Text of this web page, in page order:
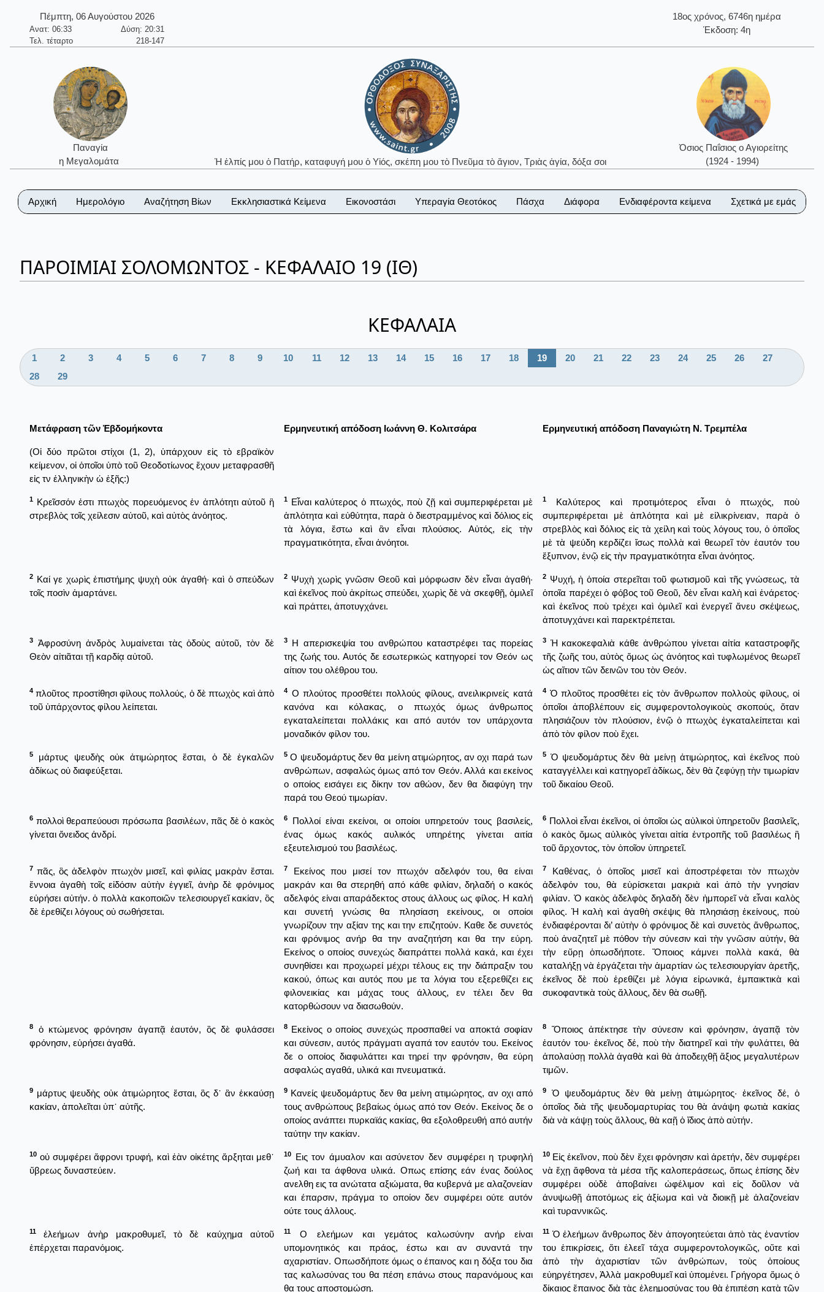
Πέμπτη, 06 Αυγούστου 2026
Ανατ: 06:33
Δύση: 20:31
Τελ. τέταρτο
218-147
18ος χρόνος, 6746η ημέρα
Έκδοση: 4η
Παναγία
η Μεγαλομάτα
Ἡ ἐλπίς μου ὁ Πατήρ, καταφυγή μου ὁ Υἱός, σκέπη μου τὸ Πνεῦμα τὸ ἅγιον, Τριὰς ἁγία, δόξα σοι
Όσιος Παΐσιος ο Αγιορείτης
(1924 - 1994)
Αρχική Ημερολόγιο Αναζήτηση Βίων Εκκλησιαστικά Κείμενα Εικονοστάσι Υπεραγία Θεοτόκος Πάσχα Διάφορα Ενδιαφέροντα κείμενα Σχετικά με εμάς
ΠΑΡΟΙΜΙΑΙ ΣΟΛΟΜΩΝΤΟΣ - ΚΕΦΑΛΑΙΟ 19 (ΙΘ)
ΚΕΦΑΛΑΙΑ
1 2 3 4 5 6 7 8 9 10 11 12 13 14 15 16 17 18 19 20 21 22 23 24 25 26
27
28
29
Μετάφραση τῶν Ἑβδομήκοντα Ερμηνευτική απόδοση Ιωάννη Θ. Κολιτσάρα Ερμηνευτική απόδοση Παναγιώτη Ν. Τρεμπέλα
(Οἱ δύο πρῶτοι στίχοι (1, 2), ὑπάρχουν εἰς τὸ εβραϊκὸν
κείμενον, οἱ ὁποῖοι ὑπὸ τοῦ Θεοδοτίωνος ἔχουν μεταφρασθῆ
εἰς τν ἐλληνικὴν ὡ ἐξῆς:)
1 Κρεῖσσόν ἐστι πτωχὸς πορευόμενος ἐν ἀπλότητι αὐτοῦ ἢ
στρεβλὸς τοῖς χείλεσιν αὐτοῦ, καὶ αὐτὸς ἀνόητος.
1 Εἶναι καλύτερος ὁ πτωχός, ποὺ ζῇ καὶ συμπεριφέρεται μὲ
ἁπλότητα καὶ εὐθύτητα, παρὰ ὁ διεστραμμένος καὶ δόλιος εἰς
τὰ λόγια, ἔστω καὶ ἂν εἶναι πλούσιος. Αὐτός, εἰς τὴν
πραγματικότητα, εἶναι ἀνόητοι.
1
Καλύτερος καὶ προτιμότερος εἶναι ὁ πτωχός, ποὺ
συμπεριφέρεται μὲ ἁπλότητα καὶ μὲ εἰλικρίνειαν, παρὰ ὁ
στρεβλὸς καὶ δόλιος εἰς τὰ χείλη καὶ τοὺς λόγους του, ὁ ὁποῖος
μὲ τὰ ψεύδη κερδίζει ἴσως πολλὰ καὶ θεωρεῖ τὸν ἑαυτόν του
ἔξυπνον, ἐνῷ εἰς τὴν πραγματικότητα εἶναι ἀνόητος.
2 Καί γε χωρὶς ἐπιστήμης ψυχὴ οὐκ ἀγαθή· καὶ ὁ σπεύδων
τοῖς ποσὶν ἁμαρτάνει.
2 Ψυχὴ χωρὶς γνῶσιν Θεοῦ καὶ μόρφωσιν δὲν εἶναι ἀγαθή·
καὶ ἐκεῖνος ποὺ ἀκρίτως σπεύδει, χωρὶς δὲ νὰ σκεφθῇ, ὁμιλεῖ
καὶ πράττει, ἀποτυγχάνει.
2 Ψυχή, ἡ ὁποία στερεῖται τοῦ φωτισμοῦ καὶ τῆς γνώσεως, τὰ
ὁποῖα παρέχει ὁ φόβος τοῦ Θεοῦ, δὲν εἶναι καλὴ καὶ ἐνάρετος·
καὶ ἐκεῖνος ποὺ τρέχει καὶ ὁμιλεῖ καὶ ἐνεργεῖ ἄνευ σκέψεως,
ἀποτυγχάνει καὶ παρεκτρέπεται.
3
Ἀφροσύνη ἀνδρὸς λυμαίνεται τὰς ὁδοὺς αὐτοῦ, τὸν δὲ
Θεὸν αἰτιᾶται τῇ καρδίᾳ αὐτοῦ.
3
Η απερισκεψία του ανθρώπου καταστρέφει τας πορείας
της ζωής του. Αυτός δε εσωτερικώς κατηγορεί τον Θεόν ως
αίτιον του ολέθρου του.
3 Ἡ κακοκεφαλιὰ κάθε ἀνθρώπου γίνεται αἰτία καταστροφῆς
τῆς ζωῆς του, αὐτὸς ὅμως ὡς ἀνόητος καὶ τυφλωμένος θεωρεῖ
ὡς αἴτιον τῶν δεινῶν του τὸν Θεόν.
4 πλοῦτος προστίθησι φίλους πολλούς, ὁ δὲ πτωχὸς καὶ ἀπὸ
τοῦ ὑπάρχοντος φίλου λείπεται.
4 Ο πλούτος προσθέτει πολλούς φίλους, ανειλικρινείς κατά
κανόνα και κόλακας, ο πτωχός όμως άνθρωπος
εγκαταλείπεται πολλάκις και από αυτόν τον υπάρχοντα
μοναδικόν φίλον του.
4 Ὁ πλοῦτος προσθέτει εἰς τὸν ἄνθρωπον πολλοὺς φίλους, οἱ
ὁποῖοι ἀποβλέπουν εἰς συμφεροντολογικοὺς σκοπούς, ὅταν
πλησιάζουν τὸν πλούσιον, ἐνῷ ὁ πτωχὸς ἐγκαταλείπεται καὶ
ἀπὸ τὸν φίλον ποὺ ἔχει.
5
μάρτυς ψευδὴς οὐκ ἀτιμώρητος ἔσται, ὁ δὲ ἐγκαλῶν
ἀδίκως οὐ διαφεύξεται.
5 Ο ψευδομάρτυς δεν θα μείνη ατιμώρητος, αν οχι παρά των
ανθρώπων, ασφαλώς όμως από τον Θεόν. Αλλά και εκείνος
ο οποίος εισάγει εις δίκην τον αθώον, δεν θα διαφύγη την
παρά του Θεού τιμωρίαν.
5 Ὁ ψευδομάρτυς δὲν θὰ μείνῃ ἀτιμώρητος, καὶ ἐκεῖνος ποὺ
καταγγέλλει καὶ κατηγορεῖ ἀδίκως, δὲν θὰ ζεφύγῃ τὴν τιμωρίαν
τοῦ δικαίου Θεοῦ.
6 πολλοὶ θεραπεύουσι πρόσωπα βασιλέων, πᾶς δὲ ὁ κακὸς
γίνεται ὄνειδος ἀνδρί.
6
Πολλοί είναι εκείνοι, οι οποίοι υπηρετούν τους βασιλείς,
ένας όμως κακός αυλικός υπηρέτης γίνεται αιτία
εξευτελισμού του βασιλέως.
6 Πολλοὶ εἶναι ἐκεῖνοι, οἱ ὁποῖοι ὡς αὐλικοὶ ὑπηρετοῦν βασιλεῖς,
ὁ κακὸς ὅμως αὐλικὸς γίνεται αἰτία ἐντροπῆς τοῦ βασιλέως ἢ
τοῦ ἄρχοντος, τὸν ὁποῖον ὑπηρετεῖ.
7 πᾶς, ὃς ἀδελφὸν πτωχὸν μισεῖ, καὶ φιλίας μακρὰν ἔσται.
ἔννοια ἀγαθὴ τοῖς εἰδόσιν αὐτὴν ἐγγιεῖ, ἀνὴρ δὲ φρόνιμος
εὑρήσει αὐτήν. ὁ πολλὰ κακοποιῶν τελεσιουργεῖ κακίαν, ὃς
δὲ ἐρεθίζει λόγους οὐ σωθήσεται.
7
Εκείνος που μισεί τον πτωχόν αδελφόν του, θα είναι
μακράν και θα στερηθή από κάθε φιλίαν, δηλαδή ο κακός
αδελφός είναι απαράδεκτος στους άλλους ως φίλος. Η καλή
και συνετή γνώσις θα πλησίαση εκείνους, οι οποίοι
γνωρίζουν την αξίαν της και την επιζητούν. Καθε δε συνετός
και φρόνιμος ανήρ θα την αναζητήση και θα την εύρη.
Εκείνος ο οποίος συνεχώς διαπράττει πολλά κακά, και έχει
συνηθίσει και προχωρεί μέχρι τέλους εις την διάπραξιν του
κακού, όπως και αυτός που με τα λόγια του εξερεθίζει εις
φιλονεικίας και μάχας τους άλλους, εν τέλει δεν θα
κατορθώσουν να διασωθούν.
7
Καθένας, ὁ ὁποῖος μισεῖ καὶ ἀποστρέφεται τὸν πτωχὸν
ἀδελφόν του, θὰ εὑρίσκεται μακριὰ καὶ ἀπὸ τὴν γνησίαν
φιλίαν. Ὁ κακὸς ἀδελφὸς δηλαδὴ δὲν ἠμπορεῖ νὰ εἶναι καλὸς
φίλος. Ἡ καλὴ καὶ ἀγαθὴ σκέψις θὰ πλησιάσῃ ἐκείνους, ποὺ
ἐνδιαφέρονται δι’ αὐτὴν ὁ φρόνιμος δὲ καὶ συνετὸς ἄνθρωπος,
ποὺ ἀναζητεῖ μὲ πόθον τὴν σύνεσιν καὶ τὴν γνῶσιν αὐτήν, θὰ
τὴν εὕρῃ ὁπωσδήποτε. Ὅποιος κάμνει πολλὰ κακά, θὰ
καταλήξῃ νὰ ἐργάζεται τὴν ἁμαρτίαν ὡς τελεσιουργίαν ἀρετῆς,
ἐκεῖνος δὲ ποὺ ἐρεθίζει μὲ λόγια εἰρωνικά, ἐμπαικτικὰ καὶ
συκοφαντικὰ τοὺς ἄλλους, δὲν θὰ σωθῇ.
8
ὁ κτώμενος φρόνησιν ἀγαπᾷ ἑαυτόν, ὃς δὲ φυλάσσει
φρόνησιν, εὑρήσει ἀγαθά.
8 Εκείνος ο οποίος συνεχώς προσπαθεί να αποκτά σοφίαν
και σύνεσιν, αυτός πράγματι αγαπά τον εαυτόν του. Εκείνος
δε ο οποίος διαφυλάττει και τηρεί την φρόνησιν, θα εύρη
ασφαλώς αγαθά, υλικά και πνευματικά.
8
Ὅποιος ἀπέκτησε τὴν σύνεσιν καὶ φρόνησιν, ἀγαπᾷ τὸν
ἑαυτόν του· ἐκεῖνος δέ, ποὺ τὴν διατηρεῖ καὶ τὴν φυλάττει, θὰ
ἀπολαύσῃ πολλὰ ἀγαθὰ καὶ θὰ ἀποδειχθῇ ἄξιος μεγαλυτέρων
τιμῶν.
9 μάρτυς ψευδὴς οὐκ ἀτιμώρητος ἔσται, ὃς δ᾿ ἂν ἐκκαύσῃ
κακίαν, ἀπολεῖται ὑπ᾿ αὐτῆς.
9 Κανείς ψευδομάρτυς δεν θα μείνη ατιμώρητος, αν οχι από
τους ανθρώπους βεβαίως όμως από τον Θεόν. Εκείνος δε ο
οποίος ανάπτει πυρκαϊάς κακίας, θα εξολοθρευθή από αυτήν
ταύτην την κακίαν.
9
Ὁ ψευδομάρτυς δὲν θὰ μείνῃ ἀτιμώρητος· ἐκεῖνος δέ, ὁ
ὁποῖος διὰ τῆς ψευδομαρτυρίας του θὰ ἀνάψη φωτιὰ κακίας
διὰ νὰ κάψῃ τοὺς ἄλλους, θὰ καῇ ὁ ἴδιος ἀπὸ αὐτήν.
10 οὐ συμφέρει ἄφρονι τρυφή, καὶ ἐὰν οἰκέτης ἄρξηται μεθ᾿
ὕβρεως δυναστεύειν.
10
Εις τον άμυαλον και ασύνετον δεν συμφέρει η τρυφηλή
ζωή και τα άφθονα υλικά. Οπως επίσης εάν ένας δούλος
ανελθη εις τα ανώτατα αξιώματα, θα κυβερνά με αλαζονείαν
και έπαρσιν, πράγμα το οποίον δεν συμφέρει ούτε αυτόν
ούτε τους άλλους.
10 Εἰς ἐκεῖνον, ποὺ δὲν ἔχει φρόνησιν καὶ ἀρετήν, δὲν συμφέρει
νὰ ἔχῃ ἄφθονα τὰ μέσα τῆς καλοπεράσεως, ὅπως ἐπίσης δὲν
συμφέρει οὐδὲ ἀποβαίνει ὠφέλιμον καὶ εἰς δοῦλον νὰ
ἀνυψωθῇ ἀποτόμως εἰς ἀξίωμα καὶ νὰ διοικῇ μὲ ἀλαζονείαν
καὶ τυραννικῶς.
11
ἐλεήμων ἀνὴρ μακροθυμεῖ, τὸ δὲ καύχημα αὐτοῦ
ἐπέρχεται παρανόμοις.
11
Ο ελεήμων και γεμάτος καλωσύνην ανήρ είναι
υπομονητικός και πράος, έστω και αν συναντά την
αχαριστίαν. Οπωσδήποτε όμως ο έπαινος και η δόξα του δια
τας καλωσύνας του θα πέση επάνω στους παρανόμους και
θα τους αποστομώση.
11 Ὁ ἐλεήμων ἄνθρωπος δὲν ἀπογοητεύεται ἀπὸ τὰς ἐναντίον
του ἐπικρίσεις, ὅτι ἐλεεῖ τάχα συμφεροντολογικῶς, οὔτε καὶ
ἀπὸ τὴν ἀχαριστίαν τῶν ἀνθρώπων, τοὺς ὁποίους
εὐηργέτησεν, Ἀλλὰ μακροθυμεῖ καὶ ὑπομένει. Γρήγορα ὅμως ὁ
δίκαιος ἔπαινος διὰ τὰς ἐλεημοσύνας του θὰ ἐπιπέσῃ κατὰ τῶν